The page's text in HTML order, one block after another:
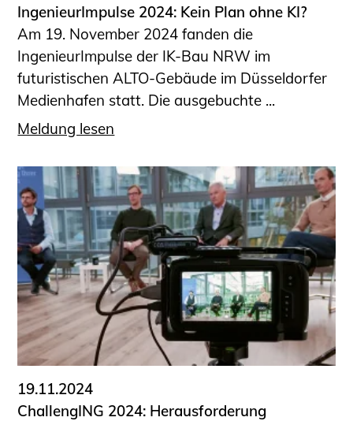
IngenieurImpulse 2024: Kein Plan ohne KI?
Am 19. November 2024 fanden die
IngenieurImpulse der IK-Bau NRW im
futuristischen ALTO-Gebäude im Düsseldorfer
Medienhafen statt. Die ausgebuchte ...
Meldung lesen
19.11.2024
ChallengING 2024: Herausforderung